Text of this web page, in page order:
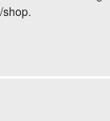
shop.
filter